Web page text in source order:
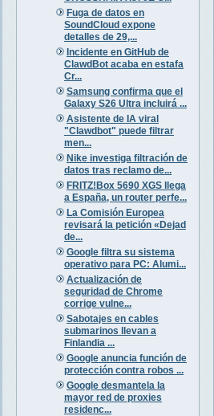
Fuga de datos en
SoundCloud expone
detalles de 29,...
Incidente en GitHub de
ClawdBot acaba en estafa
Cr...
Samsung confirma que el
Galaxy S26 Ultra incluirá ...
Asistente de IA viral
"Clawdbot" puede filtrar
men...
Nike investiga filtración de
datos tras reclamo de...
FRITZ!Box 5690 XGS llega
a España, un router perfe...
La Comisión Europea
revisará la petición «Dejad
de...
Google filtra su sistema
operativo para PC: Alumi...
Actualización de
seguridad de Chrome
corrige vulne...
Sabotajes en cables
submarinos llevan a
Finlandia ...
Google anuncia función de
protección contra robos ...
Google desmantela la
mayor red de proxies
residenc...